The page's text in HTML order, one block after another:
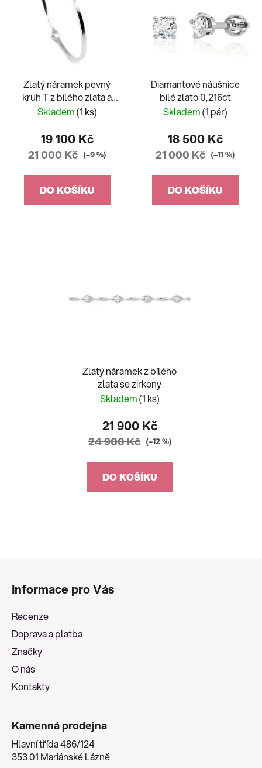
Zlatý náramek pevný
kruh T z bílého zlata a
zirkony
Skladem(1 ks)
19 100 Kč
21 000 Kč (–9 %)
DO KOŠÍKU
Diamantové náušnice
bílé zlato 0,216ct
Skladem(1 pár)
18 500 Kč
21 000 Kč (–11 %)
DO KOŠÍKU
Zlatý náramek z bílého
zlata se zirkony
Skladem(1 ks)
21 900 Kč
24 900 Kč (–12 %)
DO KOŠÍKU
Informace pro Vás
Recenze
Doprava a platba
Značky
O nás
Kontakty
Kamenná prodejna
Hlavní třída 486/124
353 01 Mariánské Lázně